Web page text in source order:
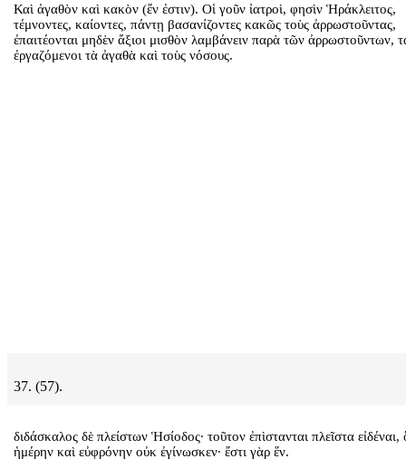
Καὶ ἀγαθὸν καὶ κακὸν (ἕν ἐστιν). Οἱ γοῦν ἰατροὶ, φησὶν Ἡράκλειτος,
τέμνοντες, καίοντες, πάντῃ βασανίζοντες κακῶς τοὺς ἀρρωστοῦντας,
ἐπαιτέονται μηδὲν ἄξιοι μισθὸν λαμβάνειν παρὰ τῶν ἀρρωστοῦντων,
ἐργαζόμενοι τὰ ἀγαθὰ καὶ τοὺς νόσους.
37. (57).
διδάσκαλος δὲ πλείστων Ἡσίοδος· τοῦτον ἐπὶστανται πλεῖστα εἰδέναι,
ἡμέρην καὶ εὐφρόνην οὐκ ἐγίνωσκεν· ἔστι γὰρ ἕν.